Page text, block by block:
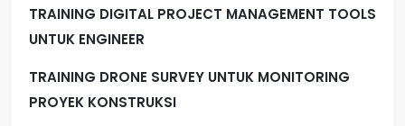
TRAINING DIGITAL PROJECT MANAGEMENT TOOLS
UNTUK ENGINEER
TRAINING DRONE SURVEY UNTUK MONITORING
PROYEK KONSTRUKSI